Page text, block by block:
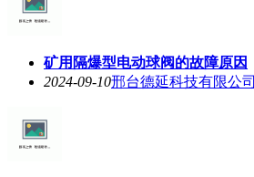
矿用隔爆型电动球阀的故障原因
2024-09-10邢台德延科技有限公司